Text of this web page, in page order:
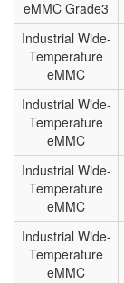
eMMC Grade3
Industrial Wide-
Temperature
eMMC
Industrial Wide-
Temperature
eMMC
Industrial Wide-
Temperature
eMMC
Industrial Wide-
Temperature
eMMC